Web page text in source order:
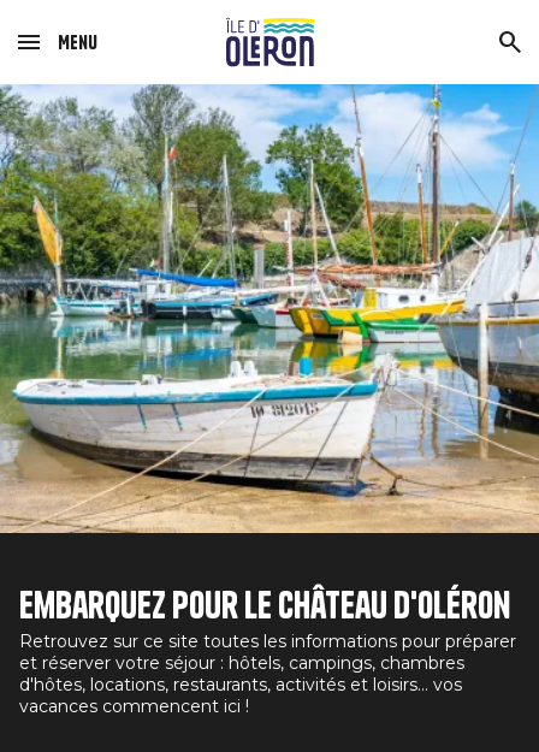
Menu
Image
Embarquez pour le Château d'Oléron
Retrouvez sur ce site toutes les informations pour préparer
et réserver votre séjour : hôtels, campings, chambres
d'hôtes, locations, restaurants, activités et loisirs... vos
vacances commencent ici !